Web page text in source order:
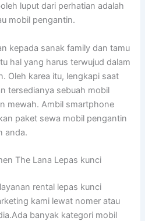
luput dari perhatian adalah
mobil pengantin.
kepada sanak family dan tamu
hal yang harus terwujud dalam
Oleh karea itu, lengkapi saat
tersedianya sebuah mobil
mewah. Ambil smartphone
paket sewa mobil pengantin
anda.
The Lana Lepas kunci
rental lepas kunci
kami lewat nomer atau
banyak kategori mobil